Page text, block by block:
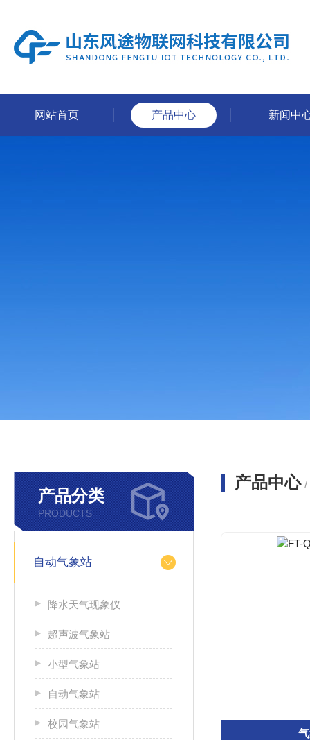
网站首页 产品中心 新闻中
产品分类
PRODUCTS
自动气象站
降水天气现象仪
超声波气象站
小型气象站
自动气象站
校园气象站
产品中心 /